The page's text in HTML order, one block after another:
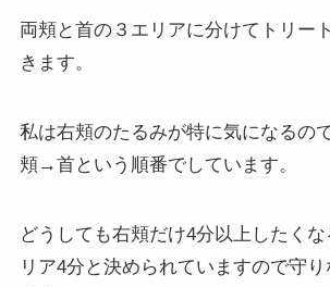
両頬と首の３エリアに分けてトリー
きます。
私は右頬のたるみが特に気になるの
頬→首という順番でしています。
どうしても右頬だけ4分以上したく
リア4分と決められていますので守